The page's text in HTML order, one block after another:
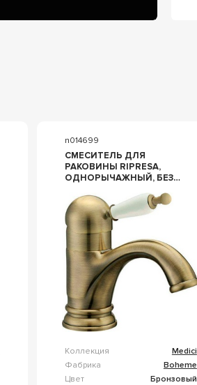
n014699
СМЕСИТЕЛЬ ДЛЯ
РАКОВИНЫ RIPRESA,
ОДНОРЫЧАЖНЫЙ, БЕЗ
ПОДВОДКАМИ, БРОНЗА
BOHEME MEDICI 301
Коллекция
Medici
Фабрика
Boheme
Цвет
Бронзовый